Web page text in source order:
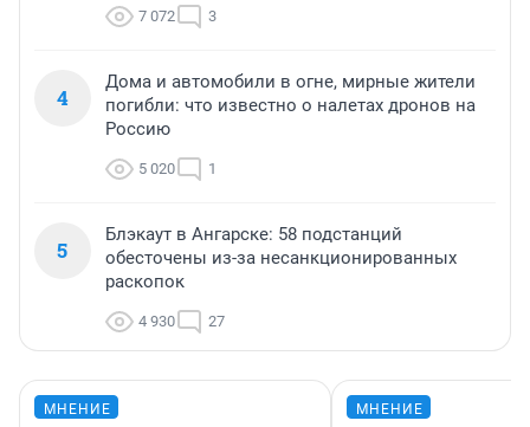
7 072 3
4
Дома и автомобили в огне, мирные жители
погибли: что известно о налетах дронов на
Россию
5 020 1
5
Блэкаут в Ангарске: 58 подстанций
обесточены из-за несанкционированных
раскопок
4 930 27
МНЕНИЕ МНЕНИЕ